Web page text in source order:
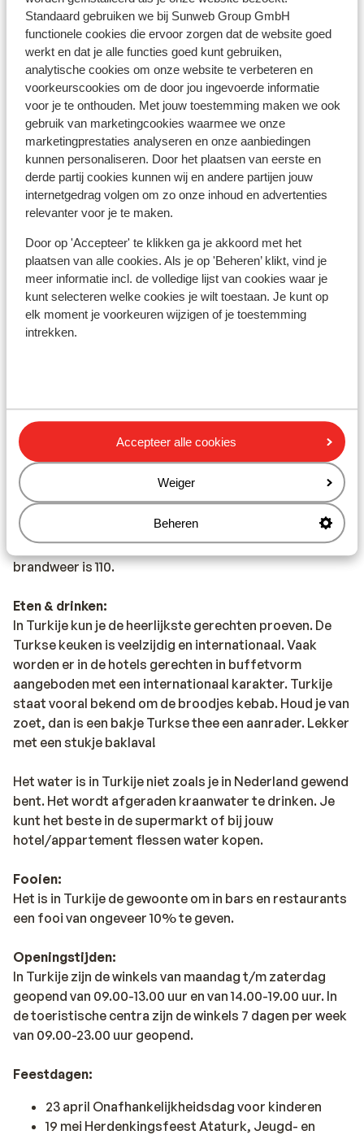
Standaard gebruiken we bij Sunweb Group GmbH
functionele cookies die ervoor zorgen dat de website goed
werkt en dat je alle functies goed kunt gebruiken,
analytische cookies om onze website te verbeteren en
voorkeurscookies om de door jou ingevoerde informatie
voor je te onthouden. Met jouw toestemming maken we ook
gebruik van marketingcookies waarmee we onze
marketingprestaties analyseren en onze aanbiedingen
kunnen personaliseren. Door het plaatsen van eerste en
derde partij cookies kunnen wij en andere partijen jouw
internetgedrag volgen om zo onze inhoud en advertenties
relevanter voor je te maken.
Door op 'Accepteer' te klikken ga je akkoord met het
plaatsen van alle cookies. Als je op 'Beheren’ klikt, vind je
meer informatie incl. de volledige lijst van cookies waar je
kunt selecteren welke cookies je wilt toestaan. Je kunt op
elk moment je voorkeuren wijzigen of je toestemming
intrekken.
Accepteer alle cookies
Weiger
Beheren
of identiteitsbewijs. Je paspoort of ID kaart moet nog
minstens 150 dagen geldig zijn als je in Turkije aankomt.
Heb je niet de Nederlandse nationaliteit, dan is het
belangrijk om na te vragen of er andere regels van
toepassing zijn. Dit vraag je na bij de ambassade van
het land waar je heen wilt en de landen waar je doorheen
reist.
Het reizen met de juiste documenten is jouw eigen
verantwoordelijkheid. Sunweb kan hiervoor niet
aansprakelijk worden gesteld.
Vaccinatie:
Voor actuele informatie betreffende vaccinaties en
andere gegevens over gezondheid en reizen kijk je op
de site van LCR: https://www.lcr.nl/.
achterkant van je verzekeringspas) is op deze
bestemming niet geldig.
Alarmnummer:
Het alarmnummer in Turkije voor de politie is 155. Voor
de ambulance bel je 112 en het alarmnummer van de
brandweer is 110.
Eten & drinken:
In Turkije kun je de heerlijkste gerechten proeven. De
Turkse keuken is veelzijdig en internationaal. Vaak
worden er in de hotels gerechten in buffetvorm
aangeboden met een internationaal karakter. Turkije
staat vooral bekend om de broodjes kebab. Houd je van
zoet, dan is een bakje Turkse thee een aanrader. Lekker
met een stukje baklava!
Het water is in Turkije niet zoals je in Nederland gewend
bent. Het wordt afgeraden kraanwater te drinken. Je
kunt het beste in de supermarkt of bij jouw
hotel/appartement flessen water kopen.
Fooien:
Het is in Turkije de gewoonte om in bars en restaurants
een fooi van ongeveer 10% te geven.
Openingstijden:
In Turkije zijn de winkels van maandag t/m zaterdag
geopend van 09.00-13.00 uur en van 14.00-19.00 uur. In
de toeristische centra zijn de winkels 7 dagen per week
van 09.00-23.00 uur geopend.
Feestdagen:
23 april Onafhankelijkheidsdag voor kinderen
19 mei Herdenkingsfeest Ataturk, Jeugd- en